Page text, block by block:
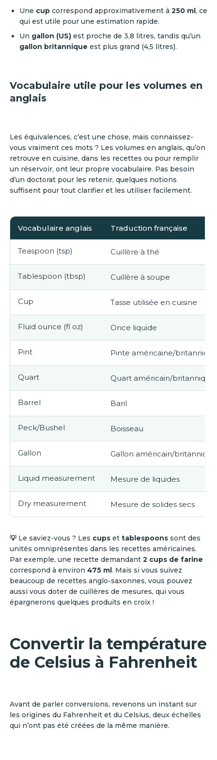
Une cup correspond approximativement à 250 ml, ce
qui est utile pour une estimation rapide.
Un gallon (US) est proche de 3,8 litres, tandis qu’un
gallon britannique est plus grand (4,5 litres).
Vocabulaire utile pour les volumes en
anglais
Les équivalences, c’est une chose, mais connaissez-
vous vraiment ces mots ? Les volumes en anglais, qu’on
retrouve en cuisine, dans les recettes ou pour remplir
un réservoir, ont leur propre vocabulaire. Pas besoin
d’un doctorat pour les retenir, quelques notions
suffisent pour tout clarifier et les utiliser facilement.
Vocabulaire anglais Traduction française
Teaspoon (tsp) Cuillère à thé
Tablespoon (tbsp) Cuillère à soupe
Cup Tasse utilisée en cuisine
Fluid ounce (fl oz) Once liquide
Pint Pinte américaine/
Quart Quart américain/britannique
Barrel Baril
Peck/Bushel Boisseau
Gallon Gallon américain/britannique
Liquid measurement Mesure de liquides
Dry measurement Mesure de solides secs
💡 Le saviez-vous ? Les cups et tablespoons sont des
unités omniprésentes dans les recettes américaines.
Par exemple, une recette demandant 2 cups de farine
correspond à environ 475 ml. Mais si vous suivez
beaucoup de recettes anglo-saxonnes, vous pouvez
aussi vous doter de cuillères de mesures, qui vous
épargnerons quelques produits en croix !
Convertir la température
de Celsius à Fahrenheit
Avant de parler conversions, revenons un instant sur
les origines du Fahrenheit et du Celsius, deux échelles
qui n’ont pas été créées de la même manière.